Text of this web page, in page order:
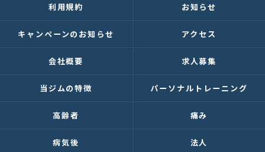
利用規約 お知らせ
キャンペーンのお知らせ アクセス
会社概要 求人募集
当ジムの特徴 パーソナルトレーニング
高齢者 痛み
病気後 法人